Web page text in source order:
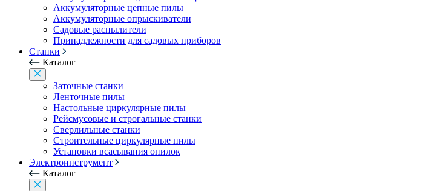
Аккумуляторные цепные пилы
Аккумуляторные опрыскиватели
Садовые распылители
Принадлежности для садовых приборов
Станки
Каталог
Заточные станки
Ленточные пилы
Настольные циркулярные пилы
Рейсмусовые и строгальные станки
Сверлильные станки
Строительные циркулярные пилы
Установки всасывания опилок
Электроинструмент
Каталог